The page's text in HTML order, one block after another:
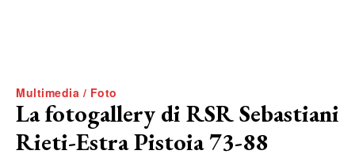
Multimedia / Foto
La fotogallery di RSR Sebastiani
Rieti-Estra Pistoia 73-88